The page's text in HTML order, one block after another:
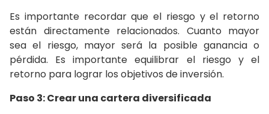
Es importante recordar que el riesgo y el retorno
están directamente relacionados. Cuanto mayor
sea el riesgo, mayor será la posible ganancia o
pérdida. Es importante equilibrar el riesgo y el
retorno para lograr los objetivos de inversión.
Paso 3: Crear una cartera diversificada